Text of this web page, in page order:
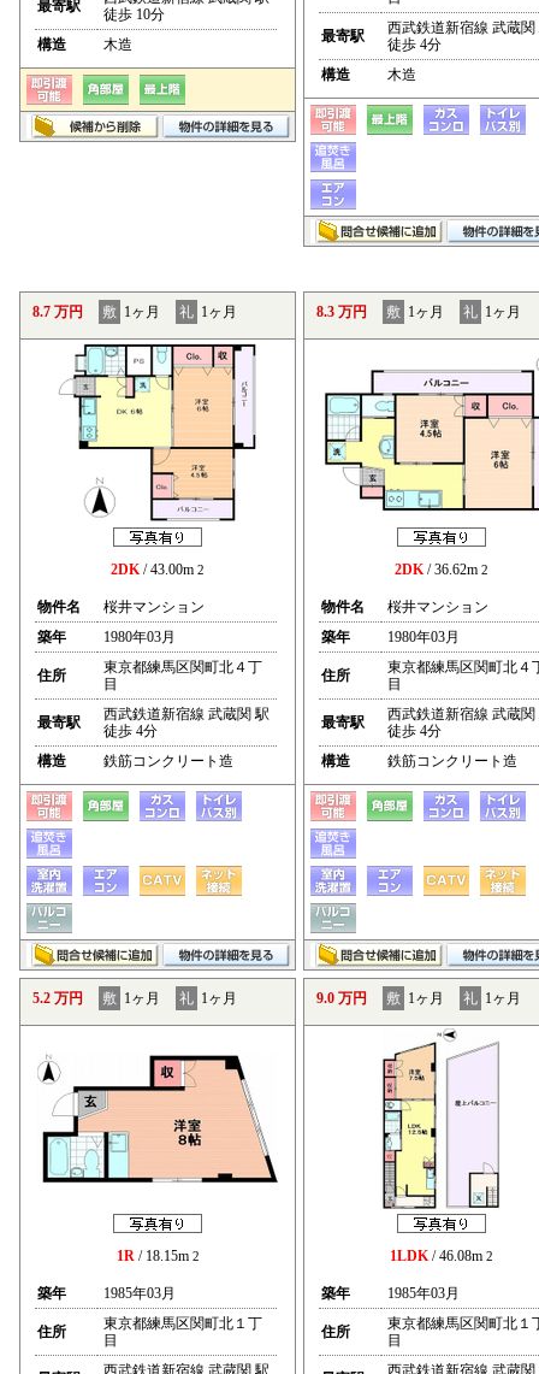
最寄駅
徒歩 10分
構造
木造 最寄駅
西武鉄道新宿線 武蔵関
徒歩 4分
構造
木造
8.7 万円 敷 1ヶ月 礼 1ヶ月
2DK/ 43.00m 2
物件名
桜井マンション
築年
1980年03月
住所
東京都練馬区関町北４丁
目
最寄駅
西武鉄道新宿線 武蔵関 駅
徒歩 4分
構造
鉄筋コンクリート造
8.3 万円 敷 1ヶ月 礼 1ヶ月
2DK/ 36.62m 2
物件名
桜井マンション
築年
1980年03月
住所
東京都練馬区関町北４
目
最寄駅
西武鉄道新宿線 武蔵関
徒歩 4分
構造
鉄筋コンクリート造
5.2 万円 敷 1ヶ月 礼 1ヶ月
1R/ 18.15m 2
築年 1985年03月
住所
東京都練馬区関町北１丁
目
西武鉄道新宿線 武蔵関 駅
9.0 万円 敷 1ヶ月 礼 1ヶ月
1LDK/ 46.08m 2
築年 1985年03月
住所
東京都練馬区関町北１
目
西武鉄道新宿線 武蔵関